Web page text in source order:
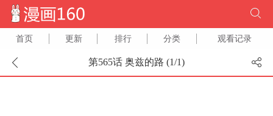
首页 更新 排行 分类 观看记录
第565话 奥兹的路 (1/1)